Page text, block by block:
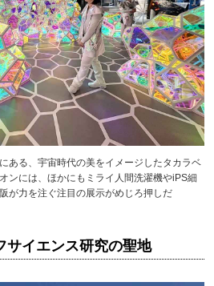
ある、宇宙時代の美をイメージしたタカラベ
ンには、ほかにもミライ人間洗濯機やiPS細
が力を注ぐ注目の展示がめじろ押しだ
サイエンス研究の聖地